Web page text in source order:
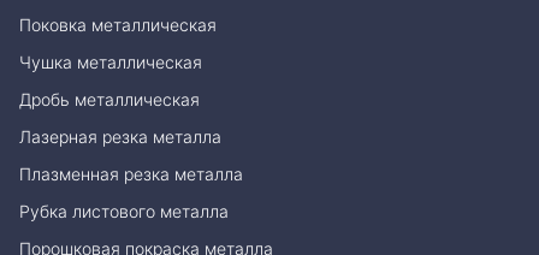
Поковка металлическая
Чушка металлическая
Дробь металлическая
Лазерная резка металла
Плазменная резка металла
Рубка листового металла
Порошковая покраска металла